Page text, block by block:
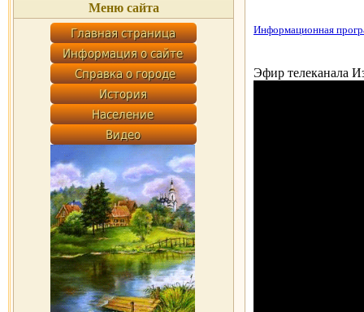
Меню сайта
Информационная
Эфир телеканала